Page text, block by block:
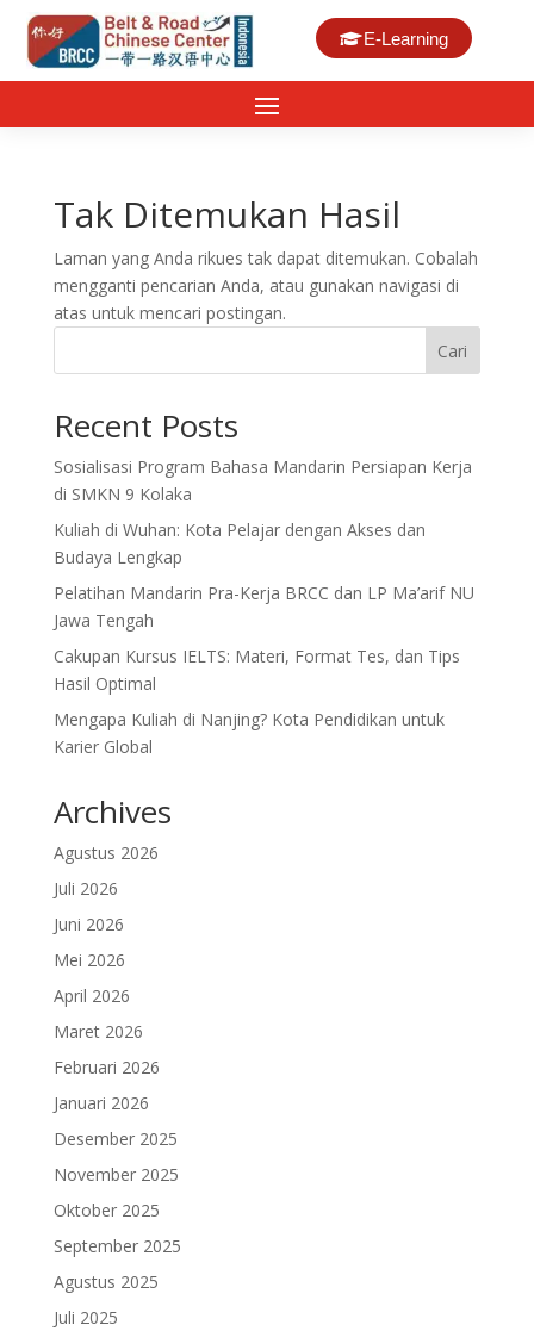
E-Learning
Tak Ditemukan Hasil
Laman yang Anda rikues tak dapat ditemukan. Cobalah
mengganti pencarian Anda, atau gunakan navigasi di
atas untuk mencari postingan.
Cari
Recent Posts
Sosialisasi Program Bahasa Mandarin Persiapan Kerja
di SMKN 9 Kolaka
Kuliah di Wuhan: Kota Pelajar dengan Akses dan
Budaya Lengkap
Pelatihan Mandarin Pra-Kerja BRCC dan LP Ma’arif NU
Jawa Tengah
Cakupan Kursus IELTS: Materi, Format Tes, dan Tips
Hasil Optimal
Mengapa Kuliah di Nanjing? Kota Pendidikan untuk
Karier Global
Archives
Agustus 2026
Juli 2026
Juni 2026
Mei 2026
April 2026
Maret 2026
Februari 2026
Januari 2026
Desember 2025
November 2025
Oktober 2025
September 2025
Agustus 2025
Juli 2025